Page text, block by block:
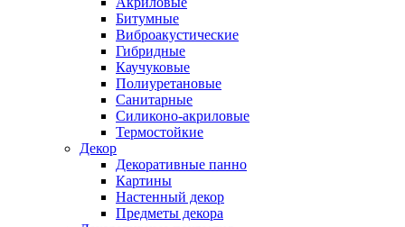
Битумные
Виброакустические
Гибридные
Каучуковые
Полиуретановые
Санитарные
Силиконо-акриловые
Термостойкие
Декор
Декоративные панно
Картины
Настенный декор
Предметы декора